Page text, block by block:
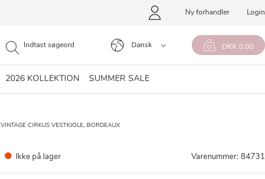
Ny forhandler Login
Dansk DKK 0,00
2026 KOLLEKTION SUMMER SALE
VINTAGE CIRKUS VESTKJOLE, BORDEAUX
Ikke på lager Varenummer: 84731